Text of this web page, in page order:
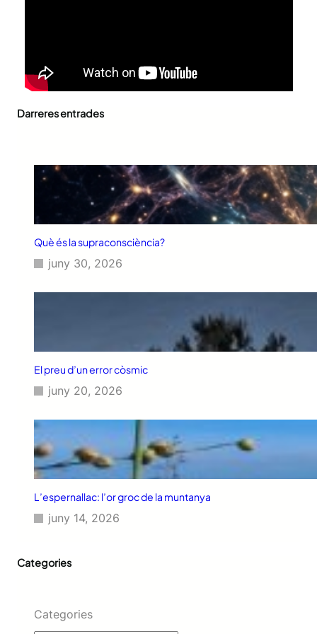
Darreres entrades
Què és la supraconsciència?
juny 30, 2026
El preu d’un error còsmic
juny 20, 2026
L’espernallac: l’or groc de la muntanya
juny 14, 2026
Categories
Categories